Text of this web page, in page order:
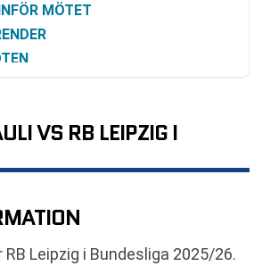
MÖTET
OM FC ST. PAULI VS RB
VS RB LEIPZIG I
RB Leipzig i Bundesliga 2025/26.